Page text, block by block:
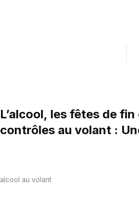
L’alcool, les fêtes de fin
contrôles au volant :
alcool au volant